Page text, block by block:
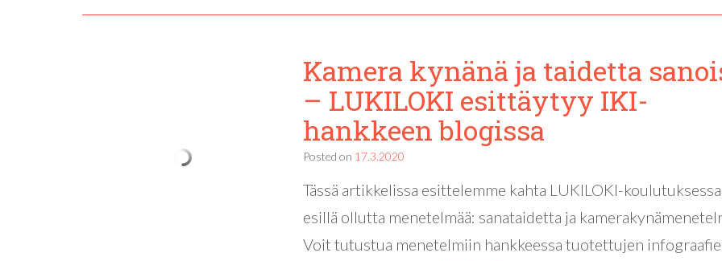
Kamera kynänä ja taidetta
– LUKILOKI esittäytyy IKI-
hankkeen blogissa
Posted on 17.3.2020
Tässä artikkelissa esittelemme kahta LUKILOKI-koulutuksessa
esillä ollutta menetelmää: sanataidetta ja
Voit tutustua menetelmiin hankkeessa tuotettujen